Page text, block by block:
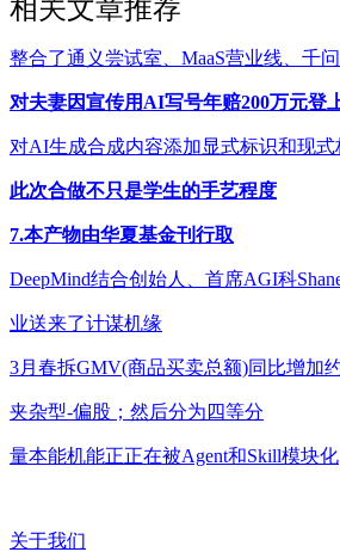
相关文章推荐
整合了通义尝试室、MaaS营业线、千
对夫妻因宣传用AI写号年赔200万元登
对AI生成合成内容添加显式标识和现式
此次合做不只是学生的手艺程度
7.本产物由华夏基金刊行取
DeepMind结合创始人、首席AGI科
业送来了计谋机缘
3月春拆GMV(商品买卖总额)同比增加
夹杂型-偏股；然后分为四等分
量本能机能正正在被Agent和Skill模块化
关于我们